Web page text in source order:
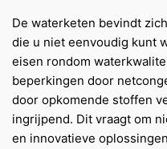
De waterketen bevindt
die u niet eenvoudig kunt
eisen rondom
beperkingen door
door opkomende stoffen
ingrijpend. Dit vraagt om
en innovatieve